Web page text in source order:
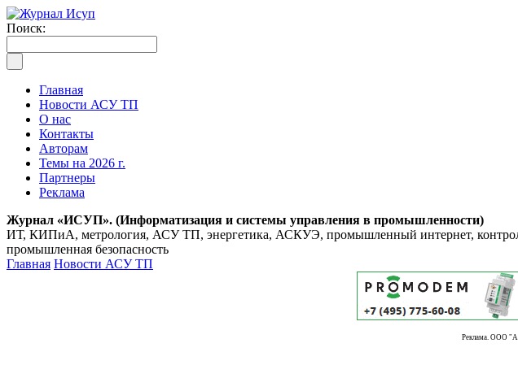
Поиск:
Главная
Новости АСУ ТП
О нас
Контакты
Авторам
Темы на 2026 г.
Партнеры
Реклама
Журнал «ИСУП». (Информатизация и системы управления в промышленности)
ИТ, КИПиА, метрология, АСУ ТП, энергетика, АСКУЭ, промышленный интернет,
промышленная безопасность
Главная Новости АСУ ТП
Реклама. ООО